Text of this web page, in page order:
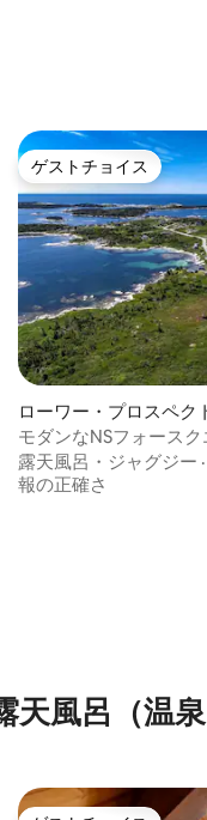
、5つ星中4.87つ星の
、5つ星中4.97つ星の平
ゲストチョイス
ゲストチョイス
ローワー・プロスペク
軒家
モダンなNSフォース
露天風呂・ジャグジー ·
報の正確さ
天風呂（温